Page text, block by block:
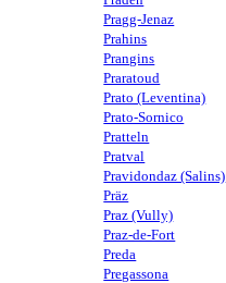
Pragg-Jenaz
Prahins
Prangins
Praratoud
Prato (Leventina)
Prato-Sornico
Pratteln
Pratval
Pravidondaz (Salins)
Präz
Praz (Vully)
Praz-de-Fort
Preda
Pregassona